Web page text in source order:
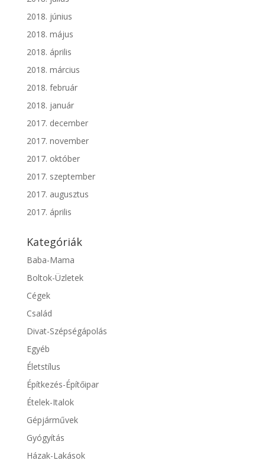
2018. június
2018. május
2018. április
2018. március
2018. február
2018. január
2017. december
2017. november
2017. október
2017. szeptember
2017. augusztus
2017. április
Kategóriák
Baba-Mama
Boltok-Üzletek
Cégek
Család
Divat-Szépségápolás
Egyéb
Életstílus
Építkezés-Építőipar
Ételek-Italok
Gépjárművek
Gyógyítás
Házak-Lakások